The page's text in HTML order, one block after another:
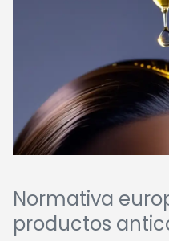
Normativa
productos